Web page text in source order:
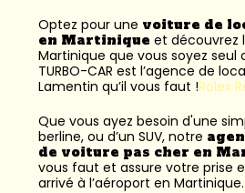
Optez pour une voiture de
en Martinique et découvrez
Martinique que vous soyez seul
TURBO-CAR est l’agence de
Lamentin qu’il vous faut !Rolex
Que vous ayez besoin d'une
berline, ou d’un SUV, notre
de voiture pas cher en
vous faut et assure votre prise
arrivé à l’aéroport en Martinique.